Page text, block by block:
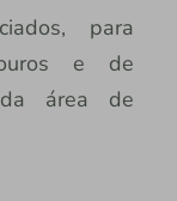
para
e de
da área de